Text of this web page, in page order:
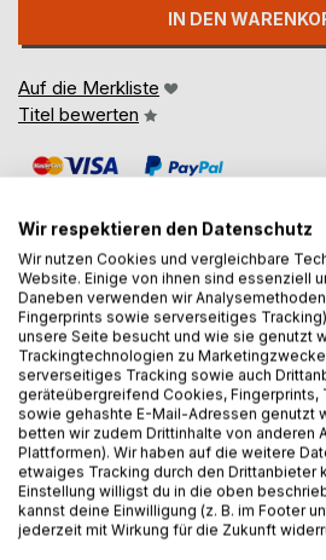
IN DEN
Auf die Merkliste
Titel bewerten
BESCHREIBUNG
Ein exemplarischer Tag aus dem
Giuseppe, ein sozialentgleister
Unterschicht, der nichts kann,
nichts will, ist Fallbeispiel dieser
Kultur bleibt angesichts dessen
Novembertag lang folgt der
anmutenden Helden in die
seinen Alltagskampf.
Wir respektieren den Datenschutz
Wir nutzen Cookies und vergleichbare
Website. Einige von ihnen sind essenziell
Daneben verwenden wir
Fingerprints sowie serverseitiges
unsere Seite besucht und wie sie genutzt
Trackingtechnologien zu
serverseitiges Tracking sowie auch
geräteübergreifend Cookies, Fingerprints,
sowie gehashte E-Mail-Adressen genutzt
betten wir zudem Drittinhalte von anderen
Plattformen). Wir haben auf die weitere
etwaiges Tracking durch den Drittanbieter
Einstellung willigst du in die oben
kannst deine Einwilligung (z. B. im Footer
jederzeit mit Wirkung für die Zukunft